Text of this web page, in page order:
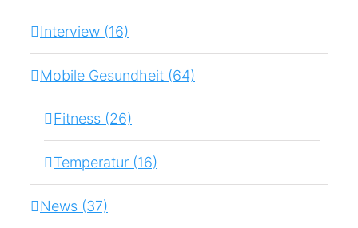
Interview (16)
Mobile Gesundheit (64)
Fitness (26)
Temperatur (16)
News (37)